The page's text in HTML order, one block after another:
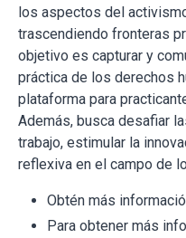
los aspectos del
trascendiendo fronteras
objetivo es capturar y
práctica de los derechos
plataforma para
Además, busca desafiar
trabajo, estimular la
reflexiva en el campo de
Obtén más
Para obtener más